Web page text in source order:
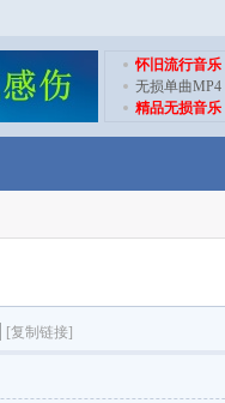
怀旧流行音乐
无损单曲MP4
精品无损音乐
[复制链接]